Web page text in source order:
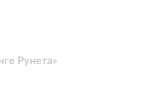
Рунета»